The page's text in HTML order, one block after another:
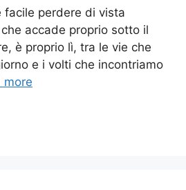
facile perdere di vista
accade proprio sotto il
è proprio lì, tra le vie che
e i volti che incontriamo
more